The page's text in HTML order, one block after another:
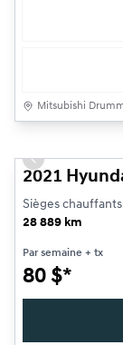
Mitsubishi
Previous slide
2021
Sièges
28 889 km
Par semaine + tx
80 $*